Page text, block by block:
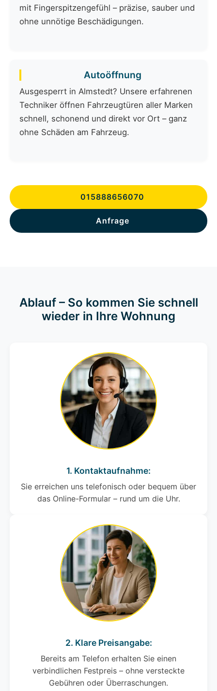
mit Fingerspitzengefühl – präzise, sauber und
ohne unnötige Beschädigungen.
Autoöffnung
Ausgesperrt in Almstedt? Unsere erfahrenen
Techniker öffnen Fahrzeugtüren aller Marken
schnell, schonend und direkt vor Ort – ganz
ohne Schäden am Fahrzeug.
015888656070
Anfrage
Ablauf – So kommen Sie schnell
wieder in Ihre Wohnung
1. Kontaktaufnahme:
Sie erreichen uns telefonisch oder bequem über
das Online-Formular – rund um die Uhr.
2. Klare Preisangabe:
Bereits am Telefon erhalten Sie einen
verbindlichen Festpreis – ohne versteckte
Gebühren oder Überraschungen.